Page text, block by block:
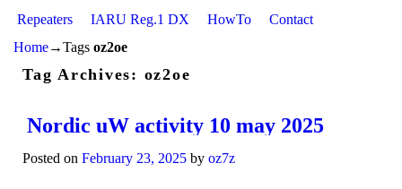
Repeaters IARU Reg.1 DX HowTo
Contact
Home→Tags oz2oe
Tag Archives: oz2oe
Nordic uW activity 10 may 2025
Posted on February 23, 2025 by oz7z